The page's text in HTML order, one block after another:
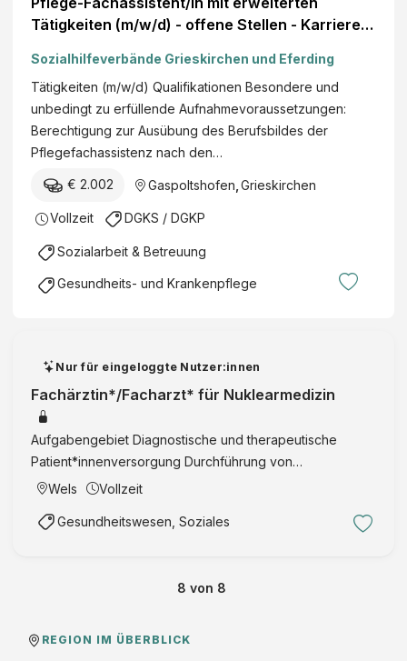
Tätigkeiten (m/w/d) - offene Stellen - Karriere-
Sozialhilfeverbände Grieskirchen und Eferding
Tätigkeiten (m/w/d) Qualifikationen Besondere und
unbedingt zu erfüllende Aufnahmevoraussetzungen:
Berechtigung zur Ausübung des Berufsbildes der
Pflegefachassistenz nach den…
€ 2.002 Gaspoltshofen Grieskirchen
Vollzeit DGKS / DGKP
Sozialarbeit & Betreuung
Gesundheits- und Krankenpflege
Nur für eingeloggte Nutzer:innen
Fachärztin*/Facharzt* für Nuklearmedizin
Aufgabengebiet Diagnostische und therapeutische
Patient*innenversorgung Durchführung von
Radionuklidtherapien im ambulanten Setting
Fächern in Tumorboards Kontinuie …
Wels Vollzeit
Gesundheitswesen, Soziales
8 von 8
REGION IM ÜBERBLICK